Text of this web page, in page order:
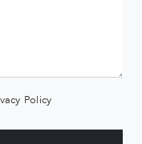
Policy